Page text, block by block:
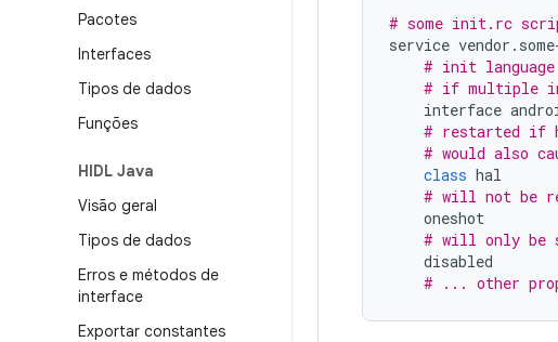
Pacotes
Interfaces
Tipos de dados
Funções
HIDL Java
Visão geral
Tipos de dados
Erros e métodos de
interface
Exportar constantes
# some init.rc
service vendor . some
# init
# if multiple
interface
# restarted if
# would also
class hal
# will not be
oneshot
# will only be
disabled
# ... other